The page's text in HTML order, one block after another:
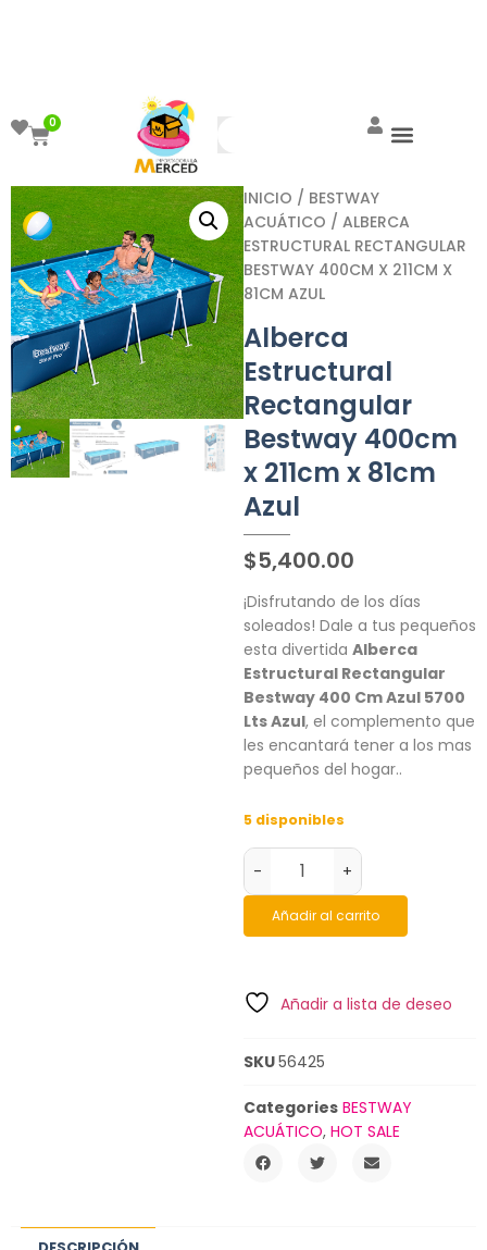
0
INICIO / BESTWAY
ACUÁTICO / ALBERCA
ESTRUCTURAL RECTANGULAR
BESTWAY 400CM X 211CM X
81CM AZUL
Alberca
Estructural
Rectangular
Bestway 400cm
x 211cm x 81cm
Azul
$5,400.00
¡Disfrutando de los días
soleados! Dale a tus pequeños
esta divertida Alberca
Estructural Rectangular
Bestway 400 Cm Azul 5700
Lts Azul, el complemento que
les encantará tener a los mas
pequeños del hogar..
5 disponibles
- +
Añadir al carrito
Añadir a lista de deseo
SKU56425
Categories BESTWAY
ACUÁTICO, HOT SALE